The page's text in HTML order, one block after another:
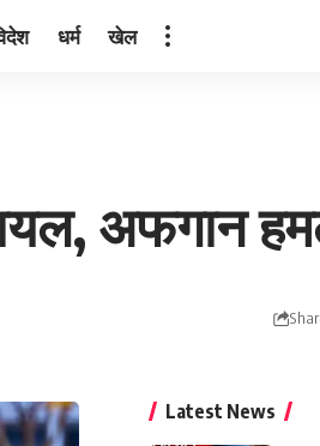
धर्म खेल
अफगान
Latest News